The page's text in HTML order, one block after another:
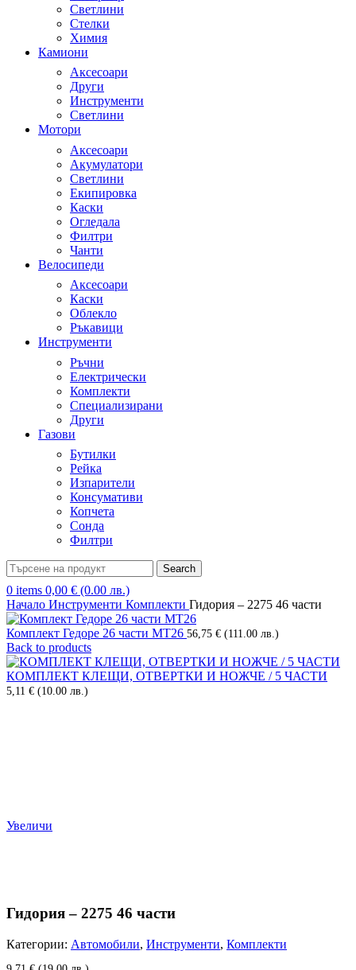
Светлини
Стелки
Химия
Камиони
Аксесоари
Други
Инструменти
Светлини
Мотори
Аксесоари
Акумулатори
Светлини
Екипировка
Каски
Огледала
Филтри
Чанти
Велосипеди
Аксесоари
Каски
Облекло
Ръкавици
Инструменти
Ръчни
Електрически
Комплекти
Специализирани
Други
Газови
Бутилки
Рейка
Изпарители
Консумативи
Копчета
Сонда
Филтри
Search
0 items 0,00 € (0.00 лв.)
Начало Инструменти Комплекти Гидория – 2275 46 части
Комплект Гедоре 26 части МТ26 56,75 € (111.00 лв.)
Back to products
КОМПЛЕКТ КЛЕЩИ, ОТВЕРТКИ И НОЖЧЕ / 5 ЧАСТИ
5,11 € (10.00 лв.)
Увеличи
Гидория – 2275 46 части
Категории: Автомобили, Инструменти, Комплекти